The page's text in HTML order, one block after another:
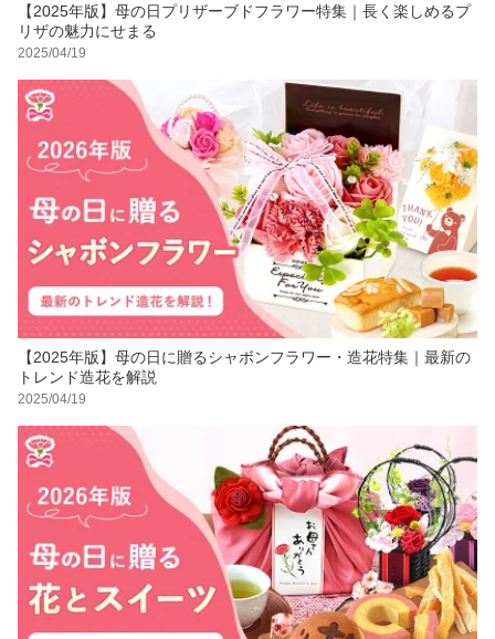
【2025年版】母の日プリザーブドフラワー特集｜長く楽しめるプ
リザの魅力にせまる
2025/04/19
【2025年版】母の日に贈るシャボンフラワー・造花特集｜最新の
トレンド造花を解説
2025/04/19